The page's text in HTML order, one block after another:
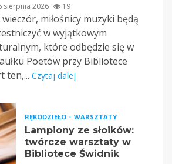
sierpnia 2026 19
miłośnicy muzyki będą
w wyjątkowym
które odbędzie się w
Poetów przy Bibliotece
ten,... Czytaj dalej
RĘKODZIEŁO WARSZTATY
Lampiony ze słoików:
twórcze warsztaty w
Bibliotece Świdnik